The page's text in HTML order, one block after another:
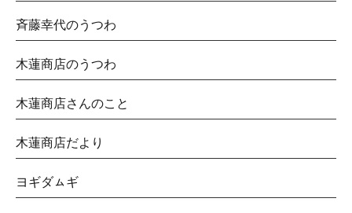
斉藤幸代のうつわ
木蓮商店のうつわ
木蓮商店さんのこと
木蓮商店だより
ヨギダㇺギ